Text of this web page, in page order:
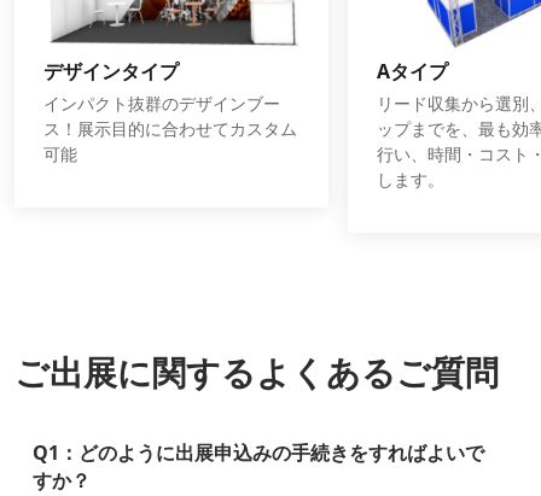
デザインタイプ
インパクト抜群のデザインブー
ス！展示目的に合わせてカスタム
可能
Aタイプ
リード収集から選別
ップまでを、最も効
行い、時間・コスト
します。
ご出展に関するよくあるご質問
Q1：どのように出展申込みの手続きをすればよいで
すか？